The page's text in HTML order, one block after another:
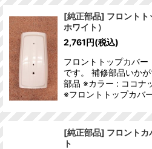
[純正部品] フロントト
ホワイト）
2,761円(税込)
フロントトップカバー
です。 補修部品いか
部品 ※カラー : ココナ
※フロントトップカバ
[純正部品] フロントカ
ト